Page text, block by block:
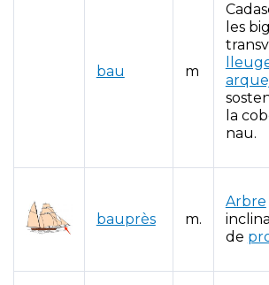
bau m
les
la
nau.
bauprès m.
Arbre
de